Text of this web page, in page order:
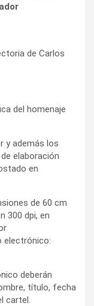
de Carlos
del homenaje
y además los
elaboración
en
de 60 cm
300 dpi, en
electrónico:
deberán
título, fecha
cartel.